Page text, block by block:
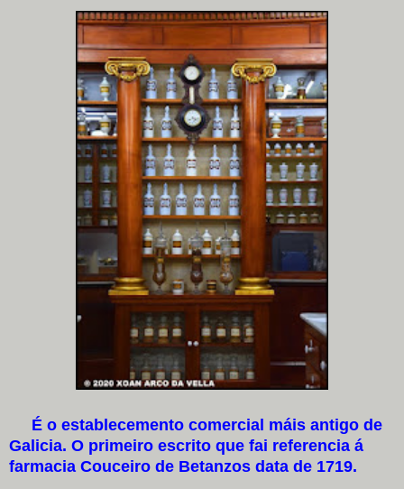
É o establecemento comercial máis antigo de
Galicia. O primeiro escrito que fai referencia á
farmacia Couceiro de Betanzos data de 1719.